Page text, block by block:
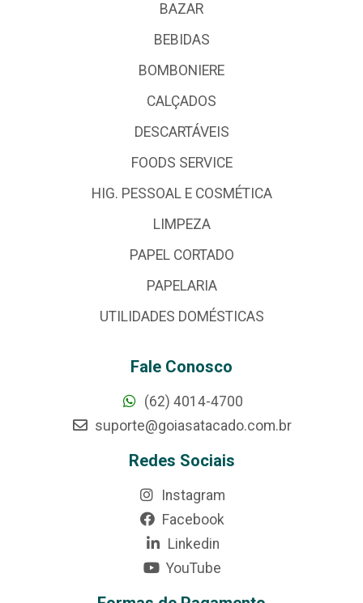
BAZAR
BEBIDAS
BOMBONIERE
CALÇADOS
DESCARTÁVEIS
FOODS SERVICE
HIG. PESSOAL E COSMÉTICA
LIMPEZA
PAPEL CORTADO
PAPELARIA
UTILIDADES DOMÉSTICAS
Fale Conosco
(62) 4014-4700
suporte@goiasatacado.com.br
Redes Sociais
Instagram
Facebook
Linkedin
YouTube